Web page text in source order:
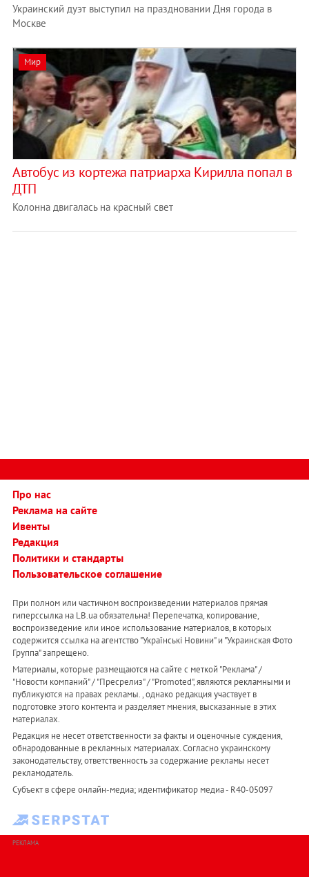
Украинский дуэт выступил на праздновании Дня города в
Москве
Мир
Автобус из кортежа патриарха Кирилла попал в
ДТП
Колонна двигалась на красный свет
Про нас
Реклама на сайте
Ивенты
Редакция
Политики и стандарты
Пользовательское соглашение
При полном или частичном воспроизведении материалов прямая
гиперссылка на LB.ua обязательна! Перепечатка, копирование,
воспроизведение или иное использование материалов, в которых
содержится ссылка на агентство "Українськi Новини" и "Украинская Фото
Группа" запрещено.
Материалы, которые размещаются на сайте с меткой "Реклама" /
"Новости компаний" / "Пресрелиз" / "Promoted", являются рекламными и
публикуются на правах рекламы. , однако редакция участвует в
подготовке этого контента и разделяет мнения, высказанные в этих
материалах.
Редакция не несет ответственности за факты и оценочные суждения,
обнародованные в рекламных материалах. Согласно украинскому
законодательству, ответственность за содержание рекламы несет
рекламодатель.
Субъект в сфере онлайн-медиа; идентификатор медиа - R40-05097
РЕКЛАМА